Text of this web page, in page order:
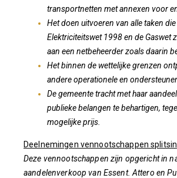
transportnetten met annexen voor
Het doen uitvoeren van alle taken
Elektriciteitswet 1998 en de Gaswet
aan een netbeheerder zoals daarin
Het binnen de wettelijke grenzen
andere operationele en
De gemeente tracht met haar
publieke belangen te behartigen,
mogelijke prijs.
Deelnemingen vennootschappen
Deze vennootschappen zijn opgericht in
aandelenverkoop van Essent. Attero en